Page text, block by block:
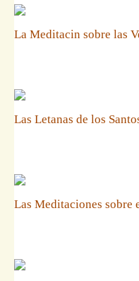
La Meditacin sobre las
Las Letanas de los
Las Meditaciones sobre